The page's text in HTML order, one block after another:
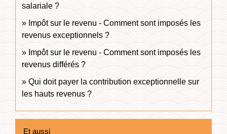
salariale ?
Impôt sur le revenu - Comment sont imposés les
revenus exceptionnels ?
Impôt sur le revenu - Comment sont imposés les
revenus différés ?
Qui doit payer la contribution exceptionnelle sur
les hauts revenus ?
Et aussi